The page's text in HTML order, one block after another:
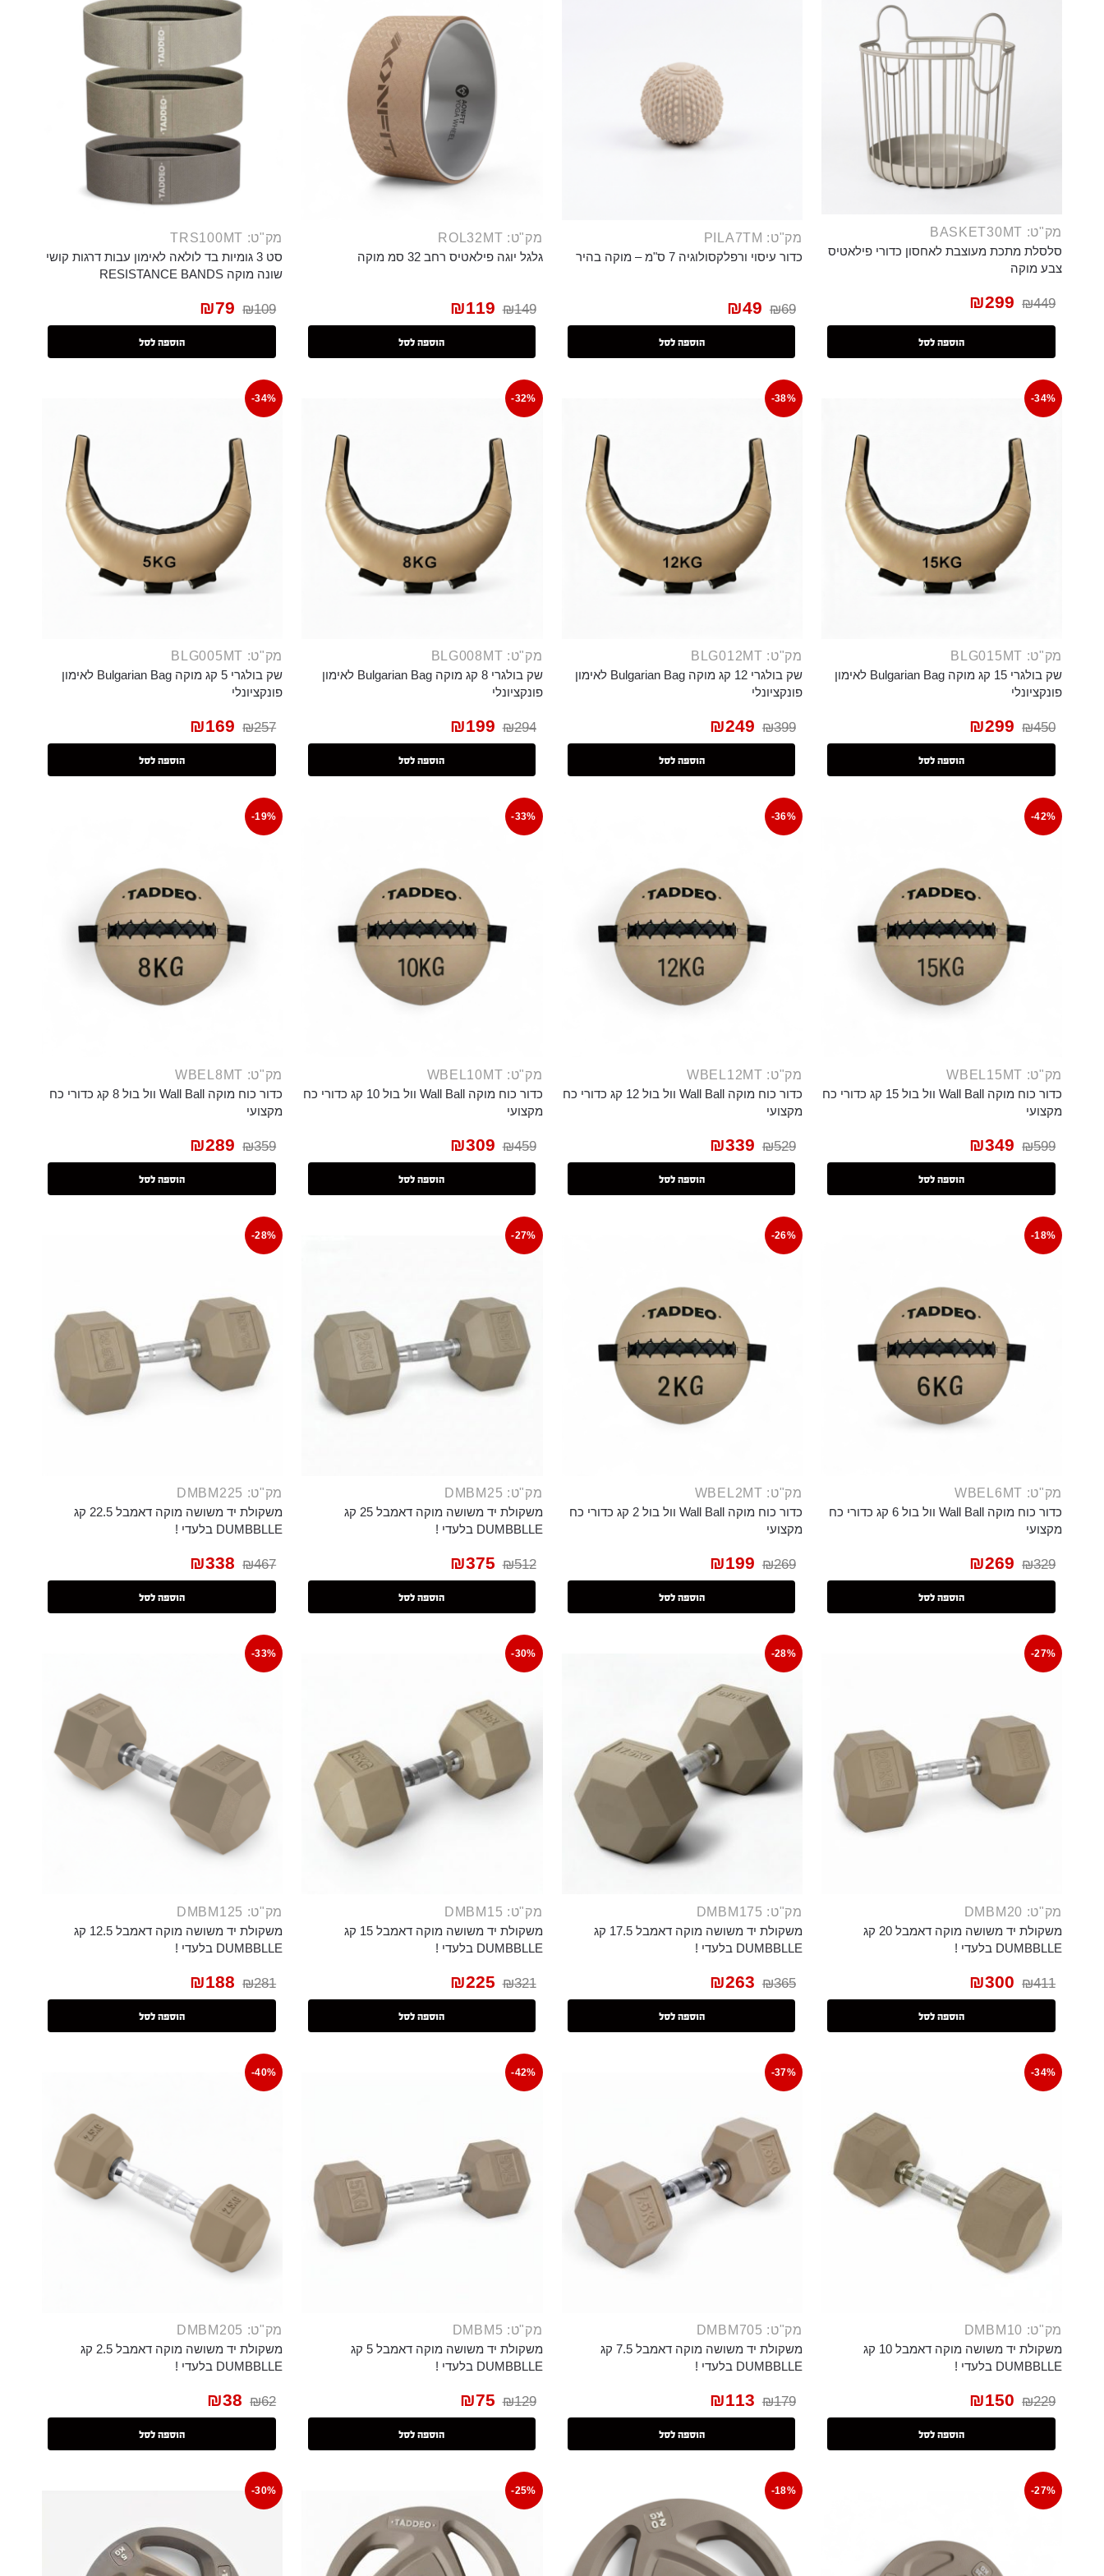
מק"ט: BASKET30MT
סלסלת מתכת מעוצבת לאחסון כדורי פילאטיס
צבע מוקה
₪449
₪299
הוספה לסל
מק"ט: PILA7TM
כדור עיסוי ורפלקסולוגיה 7 ס"מ – מוקה בהיר
₪69
₪49
הוספה לסל
מק"ט: ROL32MT
גלגל יוגה פילאטיס רחב 32 סמ מוקה
₪149
₪119
הוספה לסל
מק"ט: TRS100MT
סט 3 גומיות בד לולאה לאימון עבות דרגות קושי
שונה מוקה RESISTANCE BANDS
₪109
₪79
הוספה לסל
-34%
מק"ט: BLG015MT
שק בולגרי 15 קג מוקה Bulgarian Bag לאימון
פונקציונלי
₪450
₪299
הוספה לסל
-38%
מק"ט: BLG012MT
שק בולגרי 12 קג מוקה Bulgarian Bag לאימון
פונקציונלי
₪399
₪249
הוספה לסל
-32%
מק"ט: BLG008MT
שק בולגרי 8 קג מוקה Bulgarian Bag לאימון
פונקציונלי
₪294
₪199
הוספה לסל
-34%
מק"ט: BLG005MT
שק בולגרי 5 קג מוקה Bulgarian Bag לאימון
פונקציונלי
₪257
₪169
הוספה לסל
-42%
מק"ט: WBEL15MT
כדור כוח מוקה Wall Ball וול בול 15 קג כדורי כח
מקצועי
₪599
₪349
הוספה לסל
-36%
מק"ט: WBEL12MT
כדור כוח מוקה Wall Ball וול בול 12 קג כדורי כח
מקצועי
₪529
₪339
הוספה לסל
-33%
מק"ט: WBEL10MT
כדור כוח מוקה Wall Ball וול בול 10 קג כדורי כח
מקצועי
₪459
₪309
הוספה לסל
-19%
מק"ט: WBEL8MT
כדור כוח מוקה Wall Ball וול בול 8 קג כדורי כח
מקצועי
₪359
₪289
הוספה לסל
-18%
מק"ט: WBEL6MT
כדור כוח מוקה Wall Ball וול בול 6 קג כדורי כח
מקצועי
₪329
₪269
הוספה לסל
-26%
מק"ט: WBEL2MT
כדור כוח מוקה Wall Ball וול בול 2 קג כדורי כח
מקצועי
₪269
₪199
הוספה לסל
-27%
מק"ט: DMBM25
משקולת יד משושה מוקה דאמבל 25 קג
DUMBBLLE בלעדי !
₪512
₪375
הוספה לסל
-28%
מק"ט: DMBM225
משקולת יד משושה מוקה דאמבל 22.5 קג
DUMBBLLE בלעדי !
₪467
₪338
הוספה לסל
-27%
מק"ט: DMBM20
משקולת יד משושה מוקה דאמבל 20 קג
DUMBBLLE בלעדי !
₪411
₪300
הוספה לסל
-28%
מק"ט: DMBM175
משקולת יד משושה מוקה דאמבל 17.5 קג
DUMBBLLE בלעדי !
₪365
₪263
הוספה לסל
-30%
מק"ט: DMBM15
משקולת יד משושה מוקה דאמבל 15 קג
DUMBBLLE בלעדי !
₪321
₪225
הוספה לסל
-33%
מק"ט: DMBM125
משקולת יד משושה מוקה דאמבל 12.5 קג
DUMBBLLE בלעדי !
₪281
₪188
הוספה לסל
-34%
מק"ט: DMBM10
משקולת יד משושה מוקה דאמבל 10 קג
DUMBBLLE בלעדי !
₪229
₪150
הוספה לסל
-37%
מק"ט: DMBM705
משקולת יד משושה מוקה דאמבל 7.5 קג
DUMBBLLE בלעדי !
₪179
₪113
הוספה לסל
-42%
מק"ט: DMBM5
משקולת יד משושה מוקה דאמבל 5 קג
DUMBBLLE בלעדי !
₪129
₪75
הוספה לסל
-40%
מק"ט: DMBM205
משקולת יד משושה מוקה דאמבל 2.5 קג
DUMBBLLE בלעדי !
₪62
₪38
הוספה לסל
-27%
-18%
-25%
-30%